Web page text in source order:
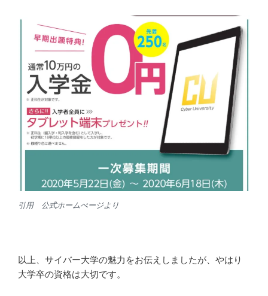
引用 公式ホームぺージより
以上、サイバー大学の魅力をお伝えしましたが、やはり
大学卒の資格は大切です。